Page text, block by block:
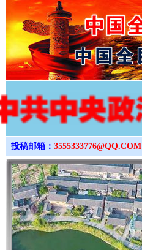
投稿邮箱： 3555333776@QQ.COM